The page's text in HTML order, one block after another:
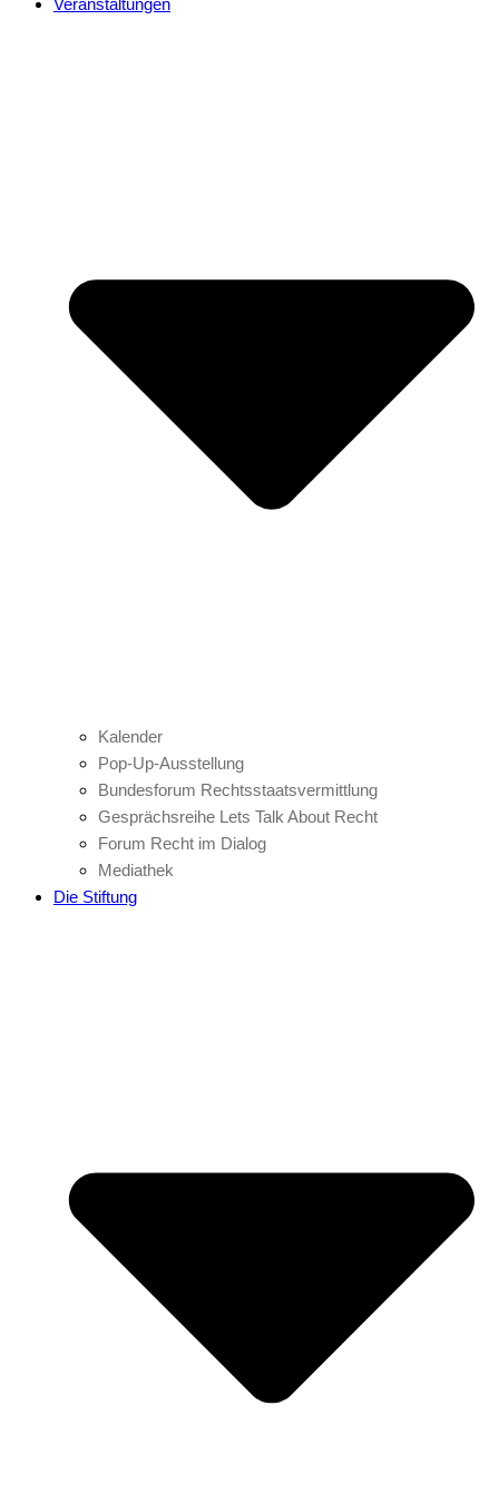
Veranstaltungen
Kalender
Pop-Up-Ausstellung
Bundesforum Rechtsstaatsvermittlung
Gesprächsreihe Lets Talk About Recht
Forum Recht im Dialog
Mediathek
Die Stiftung